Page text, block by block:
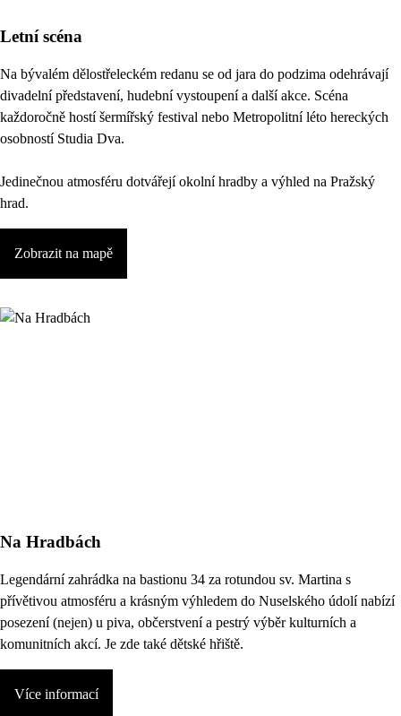
Letní scéna
Na bývalém dělostřeleckém redanu se od jara do podzima odehrávají
divadelní představení, hudební vystoupení a další akce. Scéna
každoročně hostí šermířský festival nebo Metropolitní léto hereckých
osobností Studia Dva.
Jedinečnou atmosféru dotvářejí okolní hradby a výhled na Pražský
hrad.
Zobrazit na mapě
Na Hradbách
Legendární zahrádka na bastionu 34 za rotundou sv. Martina s
přívětivou atmosféru a krásným výhledem do Nuselského údolí nabízí
posezení (nejen) u piva, občerstvení a pestrý výběr kulturních a
komunitních akcí. Je zde také dětské hřiště.
Více informací